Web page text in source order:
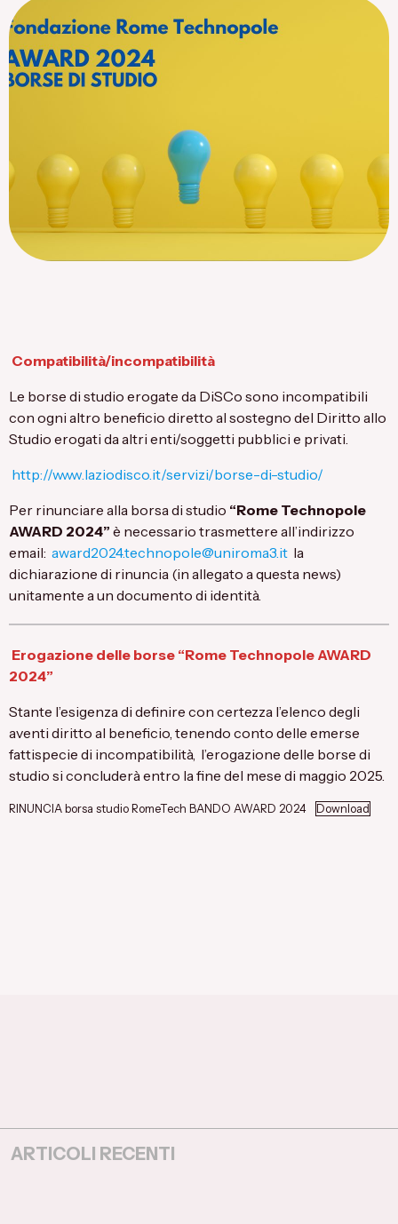
Salute & Bio-Pharma
Flagship Project 7
Compatibilità/incompatibilità
Le borse di studio erogate da DiSCo sono incompatibili
con ogni altro beneficio diretto al sostegno del Diritto allo
Studio erogati da altri enti/soggetti pubblici e privati.
http://www.laziodisco.it/servizi/borse-di-studio/
Per rinunciare alla borsa di studio “Rome Technopole
AWARD 2024” è necessario trasmettere all’indirizzo
email: award2024.technopole@uniroma3.it la
dichiarazione di rinuncia (in allegato a questa news)
unitamente a un documento di identità.
Erogazione delle borse “Rome Technopole AWARD
2024”
Stante l’esigenza di definire con certezza l’elenco degli
aventi diritto al beneficio, tenendo conto delle emerse
fattispecie di incompatibilità, l’erogazione delle borse di
studio si concluderà entro la fine del mese di maggio 2025.
RINUNCIA borsa studio RomeTech BANDO AWARD 2024 Download
ARTICOLI RECENTI